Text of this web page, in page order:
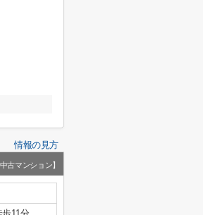
情報の見方
中古マンション】